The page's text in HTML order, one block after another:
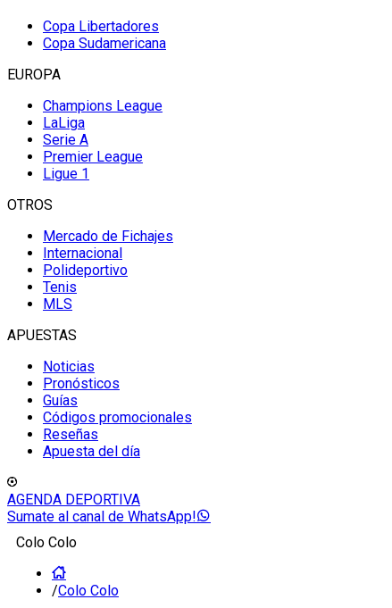
Copa Libertadores
Copa Sudamericana
EUROPA
Champions League
LaLiga
Serie A
Premier League
Ligue 1
OTROS
Mercado de Fichajes
Internacional
Polideportivo
Tenis
MLS
APUESTAS
Noticias
Pronósticos
Guías
Códigos promocionales
Reseñas
Apuesta del día
AGENDA DEPORTIVA
Sumate al canal de WhatsApp!
Colo Colo
/Colo Colo